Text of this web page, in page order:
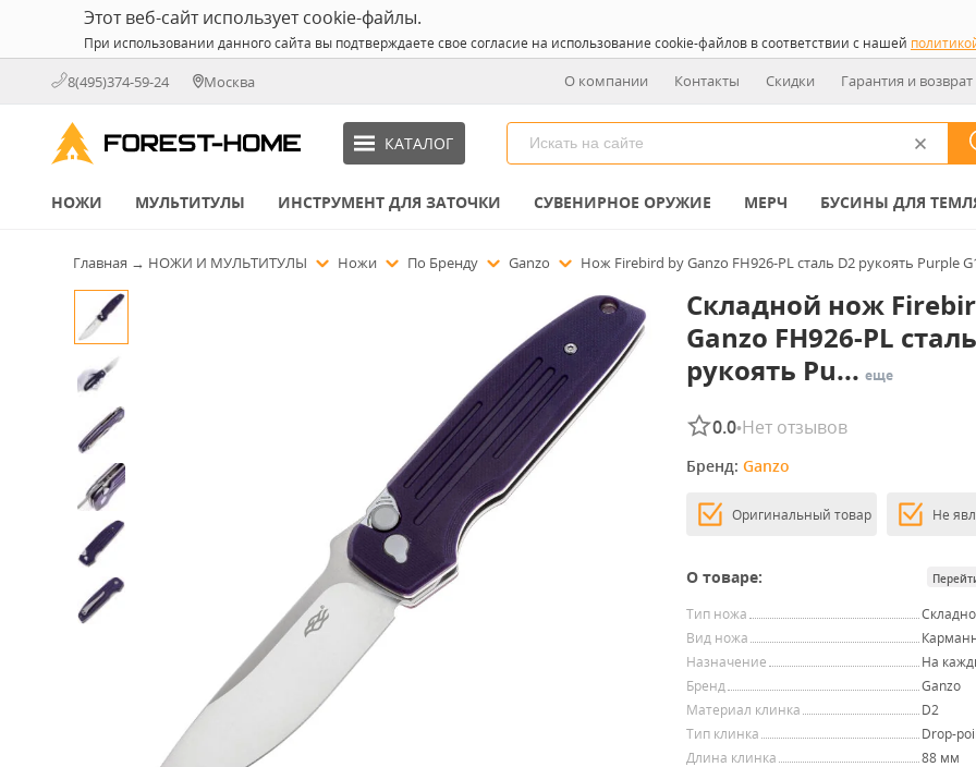
Этот веб-сайт использует cookie-файлы.
При использовании данного сайта вы подтверждаете свое согласие на использование cookie-файлов в соответствии с нашей
8(495)374-59-24 Москва О компании Контакты Скидки Гарантия и возврат
КАТАЛОГ
НОЖИ МУЛЬТИТУЛЫ ИНСТРУМЕНТ ДЛЯ ЗАТОЧКИ СУВЕНИРНОЕ ОРУЖИЕ МЕРЧ БУСИНЫ ДЛЯ
Главная → НОЖИ И МУЛЬТИТУЛЫ Ножи По Бренду Ganzo Нож Firebird by Ganzo FH926-PL cталь D2 рукоять Purple
Складной нож
Ganzo FH926-PL
рукоять Pu... еще
0.0•Нет отзывов
Бренд: Ganzo
Оригинальный товар Не
О товаре:
Тип ножа
Вид ножа
Назначение
На
Бренд
Ganzo
Материал клинка
D2
Тип клинка
Drop-
Длина клинка
88 мм